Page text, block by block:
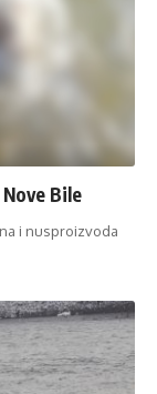
Bile
i nusproizvoda